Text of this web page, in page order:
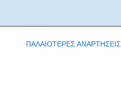
ΠΑΛΑΙΟΤΕΡΕΣ ΑΝΑΡΤΗΣΕΙΣ